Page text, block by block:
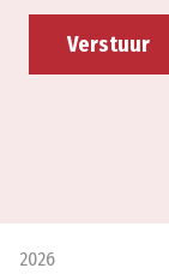
2026